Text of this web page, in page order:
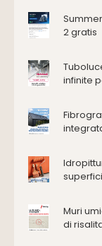
Cappe
Energie
Impianti
2 gratis
infinite
Muri
di